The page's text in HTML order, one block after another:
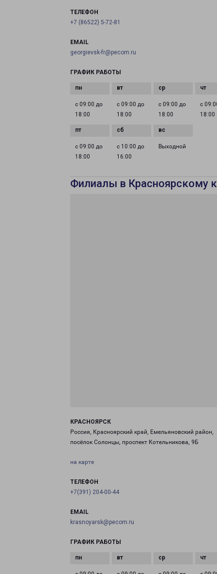
ТЕЛЕФОН
+7 (86522) 5-72-81
EMAIL
georgievsk-fr@pecom.ru
ГРАФИК РАБОТЫ
с 09:00 до
18:00
с 09:00 до
18:00
с 09:00 до
18:00
с
18:00
с 09:00 до
18:00
с 10:00 до
16:00
Выходной
Филиалы в Красноярскому
КРАСНОЯРСК
Россия, Красноярский край, Емельяновский район,
посёлок Солонцы, проспект Котельникова, 9Б
на карте
ТЕЛЕФОН
+7(391) 204-00-44
EMAIL
krasnoyarsk@pecom.ru
ГРАФИК РАБОТЫ